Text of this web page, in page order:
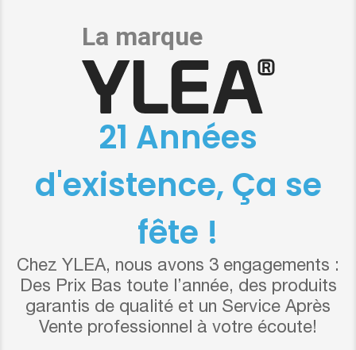
21 Années
d'existence, Ça se
fête !
Chez YLEA, nous avons 3 engagements :
Des Prix Bas toute l’année, des produits
garantis de qualité et un Service Après
Vente professionnel à votre écoute!